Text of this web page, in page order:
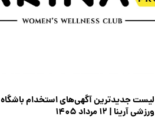
لیست جدیدترین آگهی‌های استخدام باشگاه
ورزشی آرینا | ۱۲ مرداد ۱۴۰۵